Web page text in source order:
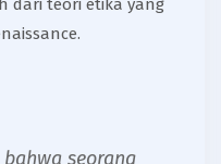
dari teori etika yang
seorang